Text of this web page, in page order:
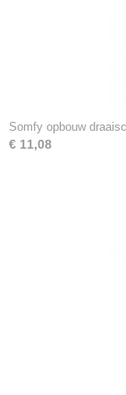
Somfy opbouw
€ 11,08